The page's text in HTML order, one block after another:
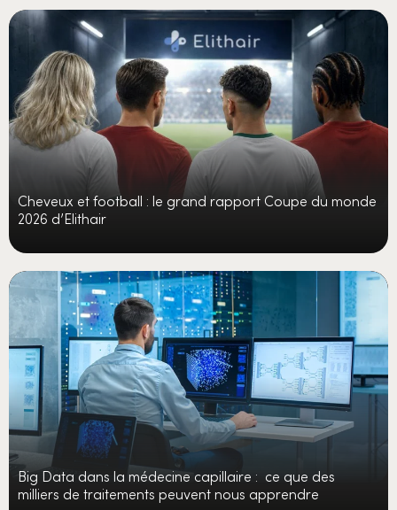
Cheveux et football : le grand rapport Coupe du monde
2026 d’Elithair
Big Data dans la médecine capillaire : ce que des
milliers de traitements peuvent nous apprendre